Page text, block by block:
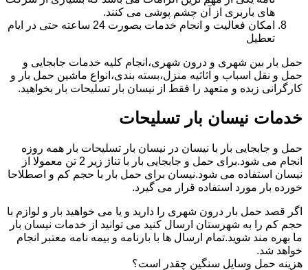
های باربری از آن چشم پوشی می کنند.
امکان فعالیت و انجام خدمات بصورت 24 ساعته حتی در ایام
تعطیل
حمل بار بین شهری و درون شهری،انجام کلیه خدمات جابجایی و
حمل و نقل اسباب و اثاثیه منزل،بسته بندی،انواع ماشین حمل بار و
کارگرانی زبده و متعهد را فقط از نیسان بار تسلیحات بار بخواهید.
خدمات نیسان بار تسلیحات
حمل و جابجایی بار با نیسان در نیسان بار تسلیحات بار همه روزه
انجام می شود.برای حمل و جابجایی بار با تناژ زیر 2 تن معمولا از
نیسان استفاده می شود.نیسان برای حمل بار با حجم کم و اصطلاحا
خورده بار مورد استفاده قرار می گیرد.
اگر قصد حمل بار درون شهری را دارید و یا می خواهید بار و لوازم با
حجم کم را به شهرستان ارسال کنید می توانید از خدمات نیسان بار
ما بهره مند شوید.تمام ارسال ها با بارنامه و بیمه نامه معتبر انجام
خواهد شد.
هزینه حمل وسایل سنگین چقدر است؟